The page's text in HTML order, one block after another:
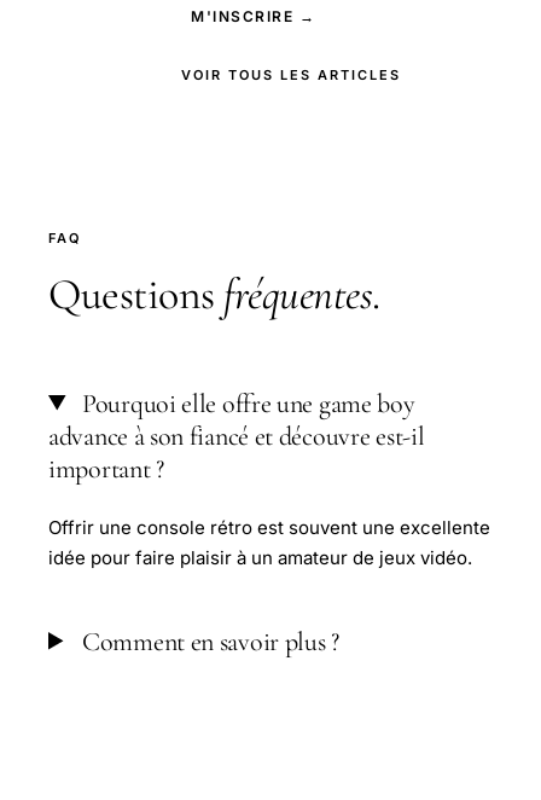
M'INSCRIRE →
VOIR TOUS LES ARTICLES
FAQ
Questions fréquentes.
Pourquoi elle offre une game boy
advance à son fiancé et découvre est-il
important ?
Offrir une console rétro est souvent une excellente
idée pour faire plaisir à un amateur de jeux vidéo.
Comment en savoir plus ?